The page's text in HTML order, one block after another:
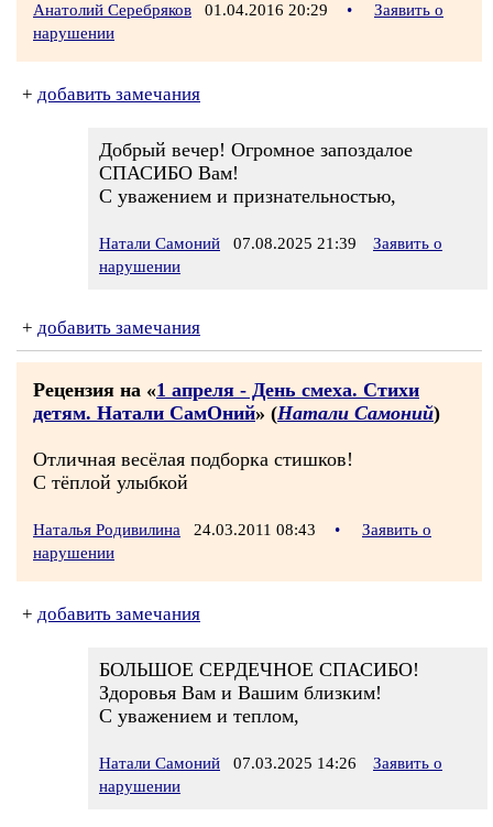
Анатолий Серебряков 01.04.2016 20:29 •
Заявить о
нарушении
+ добавить замечания
Добрый вечер! Огромное запоздалое
СПАСИБО Вам!
С уважением и признательностью,
Натали Самоний 07.08.2025 21:39
Заявить о
нарушении
+ добавить замечания
Рецензия на «1 апреля - День смеха. Стихи
детям. Натали СамОний» (Натали Самоний)
Отличная весёлая подборка стишков!
С тёплой улыбкой
Наталья Родивилина 24.03.2011 08:43 •
Заявить о
нарушении
+ добавить замечания
БОЛЬШОЕ СЕРДЕЧНОЕ СПАСИБО!
Здоровья Вам и Вашим близким!
С уважением и теплом,
Натали Самоний 07.03.2025 14:26
Заявить о
нарушении